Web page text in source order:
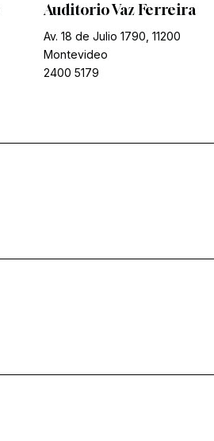
Auditorio Vaz Ferreira
Av. 18 de Julio 1790, 11200
Montevideo
2400 5179